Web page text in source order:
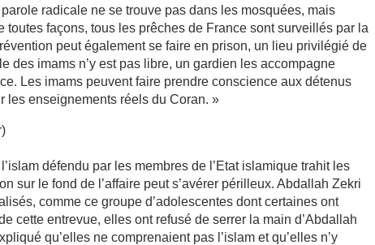
radicale ne se trouve pas dans les mosquées, mais
façons, tous les prêches de France sont surveillés par la
peut également se faire en prison, un lieu privilégié de
des imams n’y est pas libre, un gardien les accompagne
Les imams peuvent faire prendre conscience aux détenus
les enseignements réels du Coran. »
défendu par les membres de l’Etat islamique trahit les
sur le fond de l’affaire peut s’avérer périlleux. Abdallah Zekri
comme ce groupe d’adolescentes dont certaines ont
cette entrevue, elles ont refusé de serrer la main d’Abdallah
qu’elles ne comprenaient pas l’islam et qu’elles n’y